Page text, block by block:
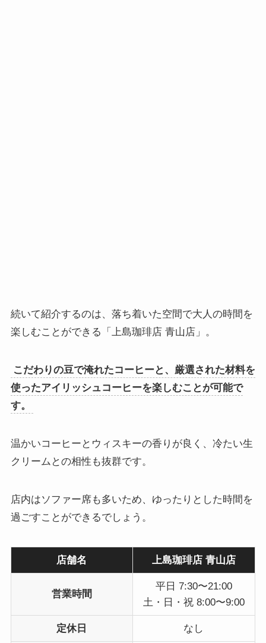
続いて紹介するのは、落ち着いた空間で大人の時間を
楽しむことができる「上島珈琲店 青山店」。
こだわりの豆で淹れたコーヒーと、厳選された材料を
使ったアイリッシュコーヒーを楽しむことが可能で
す。
温かいコーヒーとウィスキーの香りが良く、冷たい生
クリームとの相性も抜群です。
店内はソファー席も多いため、ゆったりとした時間を
過ごすことができるでしょう。
店舗名 上島珈琲店 青山店
営業時間
平日 7:30〜21:00
土・日・祝 8:00〜9:00
定休日 なし